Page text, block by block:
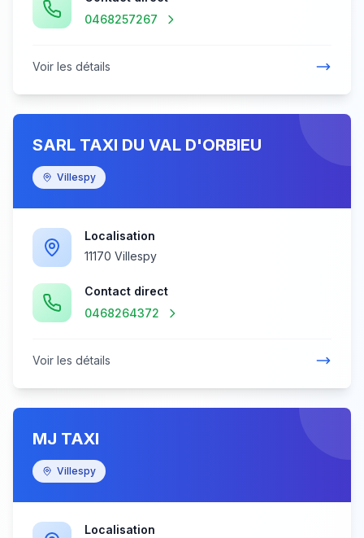
0468257267
Voir les détails
SARL TAXI DU VAL D'ORBIEU
Villespy
Localisation
11170 Villespy
Contact direct
0468264372
Voir les détails
MJ TAXI
Villespy
Localisation